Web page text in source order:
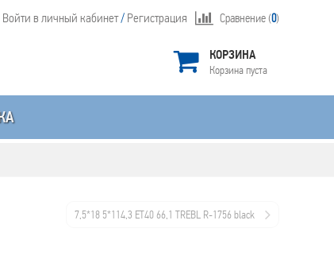
Сравнение (0)
Войти в личный кабинет/ Регистрация
КОРЗИНА
Корзина пуста
7,5*18 5*114,3 ET40 66,1 TREBL R-1756 black